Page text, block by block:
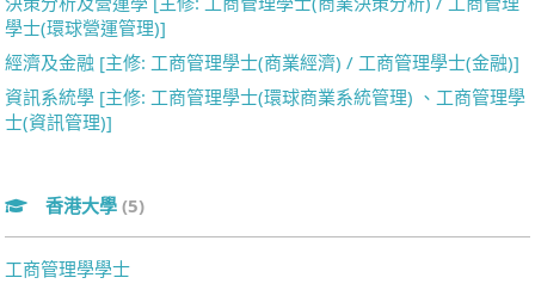
學士(環球營運管理)]
經濟及金融 [主修: 工商管理學士(商業經濟) / 工商管理學士(金融)]
資訊系統學 [主修: 工商管理學士(環球商業系統管理) 、工商管理學
士(資訊管理)]
香港大學 (5)
工商管理學學士